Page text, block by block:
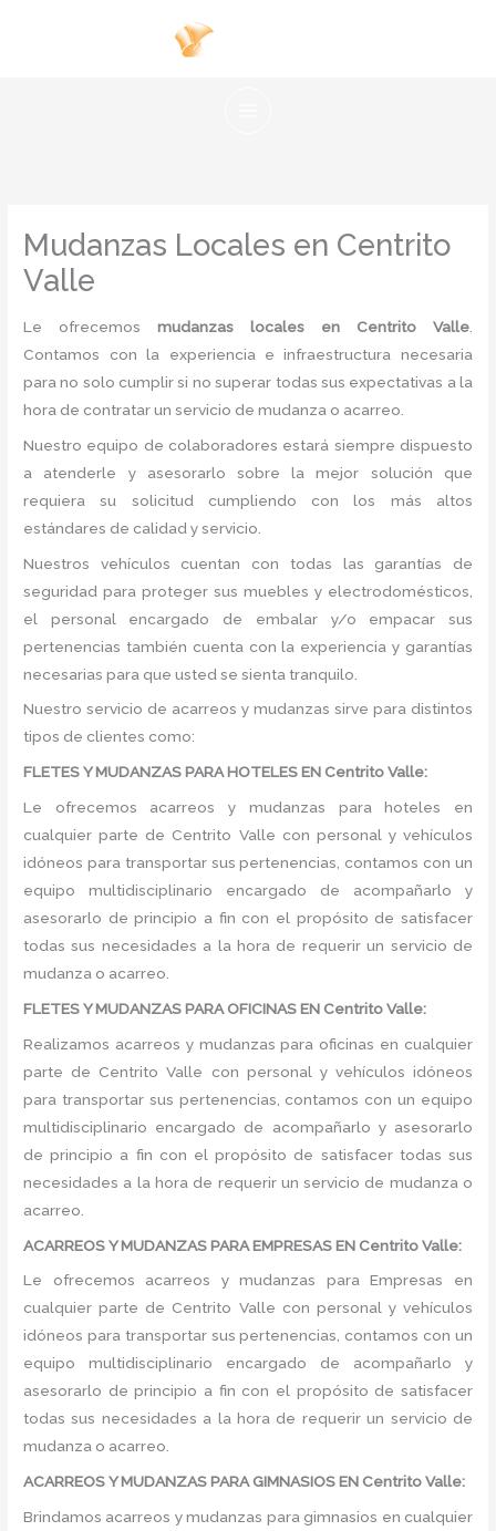
Mudanzas Locales en Centrito
Valle
Le ofrecemos mudanzas locales en Centrito Valle.
Contamos con la experiencia e infraestructura necesaria
para no solo cumplir si no superar todas sus expectativas a la
hora de contratar un servicio de mudanza o acarreo.
Nuestro equipo de colaboradores estará siempre dispuesto
a atenderle y asesorarlo sobre la mejor solución que
requiera su solicitud cumpliendo con los más altos
estándares de calidad y servicio.
Nuestros vehículos cuentan con todas las garantías de
seguridad para proteger sus muebles y electrodomésticos,
el personal encargado de embalar y/o empacar sus
pertenencias también cuenta con la experiencia y garantías
necesarias para que usted se sienta tranquilo.
Nuestro servicio de acarreos y mudanzas sirve para distintos
tipos de clientes como:
FLETES Y MUDANZAS PARA HOTELES EN Centrito Valle:
Le ofrecemos acarreos y mudanzas para hoteles en
cualquier parte de Centrito Valle con personal y vehículos
idóneos para transportar sus pertenencias, contamos con un
equipo multidisciplinario encargado de acompañarlo y
asesorarlo de principio a fin con el propósito de satisfacer
todas sus necesidades a la hora de requerir un servicio de
mudanza o acarreo.
FLETES Y MUDANZAS PARA OFICINAS EN Centrito Valle:
Realizamos acarreos y mudanzas para oficinas en cualquier
parte de Centrito Valle con personal y vehículos idóneos
para transportar sus pertenencias, contamos con un equipo
multidisciplinario encargado de acompañarlo y asesorarlo
de principio a fin con el propósito de satisfacer todas sus
necesidades a la hora de requerir un servicio de mudanza o
acarreo.
ACARREOS Y MUDANZAS PARA EMPRESAS EN Centrito Valle:
Le ofrecemos acarreos y mudanzas para Empresas en
cualquier parte de Centrito Valle con personal y vehículos
idóneos para transportar sus pertenencias, contamos con un
equipo multidisciplinario encargado de acompañarlo y
asesorarlo de principio a fin con el propósito de satisfacer
todas sus necesidades a la hora de requerir un servicio de
mudanza o acarreo.
ACARREOS Y MUDANZAS PARA GIMNASIOS EN Centrito Valle:
Brindamos acarreos y mudanzas para gimnasios en cualquier